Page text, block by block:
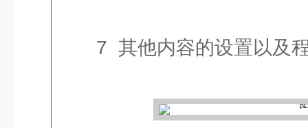
7 其他内容的设置以及